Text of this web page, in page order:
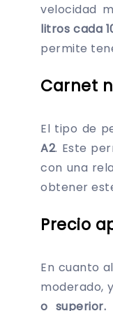
velocidad
litros cada
permite
Carnet
El tipo de
A2. Este
con una
obtener
Precio
En cuanto
moderado,
o superior.